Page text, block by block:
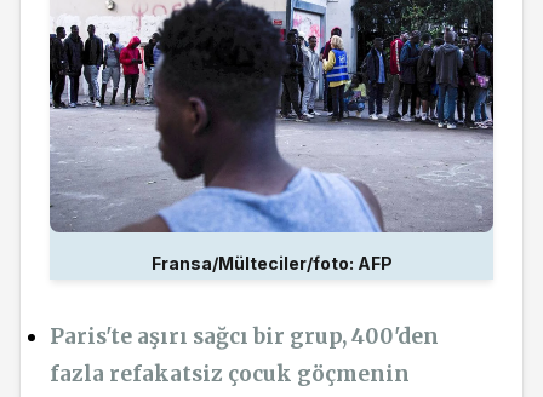
Fransa/Mülteciler/foto: AFP
Paris'te aşırı sağcı bir grup, 400'den
fazla refakatsiz çocuk göçmenin